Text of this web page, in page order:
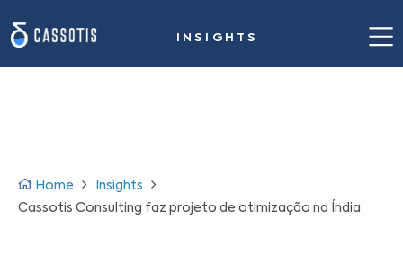
INSIGHTS
Home
Solução para siderurgia
Home
Insights
Cassotis Consulting faz projeto de otimização na Índia